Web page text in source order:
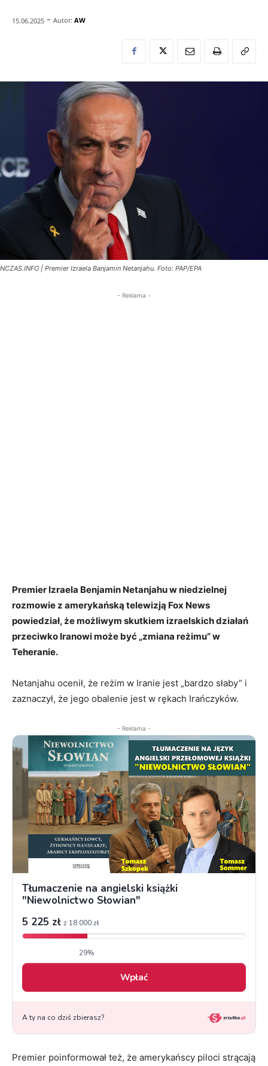
15.06.2025 - Autor: AW
NCZAS.INFO | Premier Izraela Banjamin Netanjahu. Foto: PAP/EPA
- Reklama -
Premier Izraela Benjamin Netanjahu w niedzielnej
rozmowie z amerykańską telewizją Fox News
powiedział, że możliwym skutkiem izraelskich działań
przeciwko Iranowi może być „zmiana reżimu” w
Teheranie.
Netanjahu ocenił, że reżim w Iranie jest „bardzo słaby” i
zaznaczył, że jego obalenie jest w rękach Irańczyków.
- Reklama -
Premier poinformował też, że amerykańscy piloci strącają